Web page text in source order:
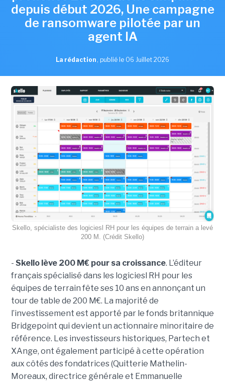
depuis début 2026, Une campagne
de ransomware pilotée par un
agent IA
La rédaction , publié le 06 Juillet 2026
Skello, spécialiste des logiciesl RH pour les équipes de terrain a levé
200 M. (Crédit Skello)
- Skello lève 200 M€ pour sa croissance. L’éditeur
français spécialisé dans les logiciesl RH pour les
équipes de terrain fête ses 10 ans en annonçant un
tour de table de 200 M€. La majorité de
l’investissement est apporté par le fonds britannique
Bridgepoint qui devient un actionnaire minoritaire de
référence. Les investisseurs historiques, Partech et
XAnge, ont également participé à cette opération
aux côtés des fondatrices (Quitterie Mathelin-
Moreaux, directrice générale et Emmanuelle